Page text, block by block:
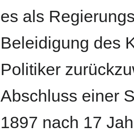
es als
Beleidigung des
Politiker
Abschluss einer
1897 nach 17